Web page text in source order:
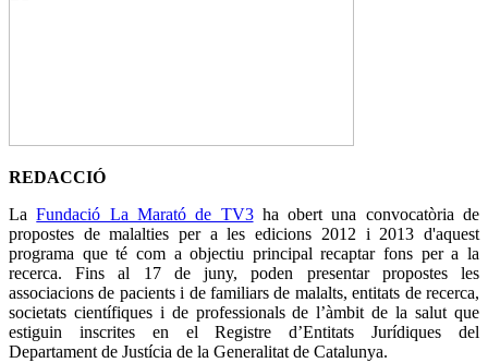
REDACCIÓ
LaFundació La Marató de TV3ha obert una convocatòria de
propostes de malalties per a les edicions 2012 i 2013 d'aquest
programa que té com a objectiu principal recaptar fons per a la
recerca. Fins al 17 de juny, poden presentar propostes les
associacions de pacients i de familiars de malalts, entitats de recerca,
societats científiques i de professionals de l’àmbit de la salut que
estiguin inscrites en el Registre d’Entitats Jurídiques del
Departament de Justícia de la Generalitat de Catalunya.